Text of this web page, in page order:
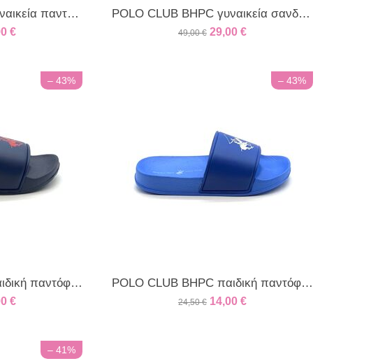
POLO CLUB BHPC γυναικεία παντόφλα φούξια
€
POLO CLUB BHPC γυναικεία σανδάλια καφέ
49,00 € 29,00 €
– 43%
POLO CLUB BHPC παιδική παντόφλα μπλέ
€
– 43%
POLO CLUB BHPC παιδική παντόφλα ρόαγιαλ
24,50 € 14,00 €
– 41%